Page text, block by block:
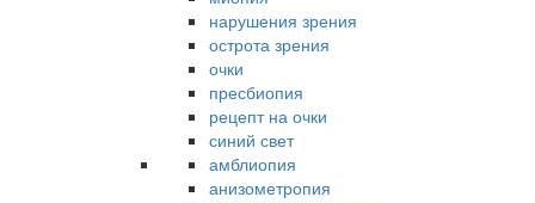
нарушения зрения
острота зрения
очки
пресбиопия
рецепт на очки
синий свет
амблиопия
анизометропия